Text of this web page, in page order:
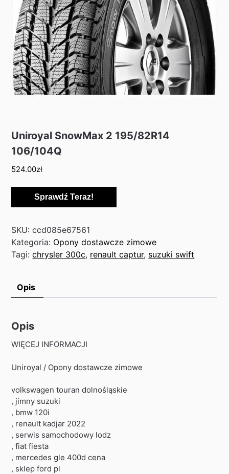
Uniroyal SnowMax 2 195/82R14
106/104Q
524.00zł
Sprawdź Teraz!
SKU:ccd085e67561
Kategoria: Opony dostawcze zimowe
Tagi:chrysler 300c, renault captur, suzuki swift
Opis
Opis
WIĘCEJ INFORMACJI
Uniroyal / Opony dostawcze zimowe
volkswagen touran dolnośląskie
, jimny suzuki
, bmw 120i
, renault kadjar 2022
, serwis samochodowy lodz
, fiat fiesta
, mercedes gle 400d cena
, sklep ford pl